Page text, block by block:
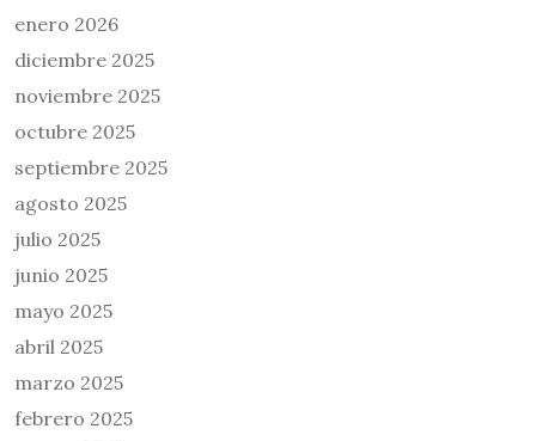
enero 2026
diciembre 2025
noviembre 2025
octubre 2025
septiembre 2025
agosto 2025
julio 2025
junio 2025
mayo 2025
abril 2025
marzo 2025
febrero 2025